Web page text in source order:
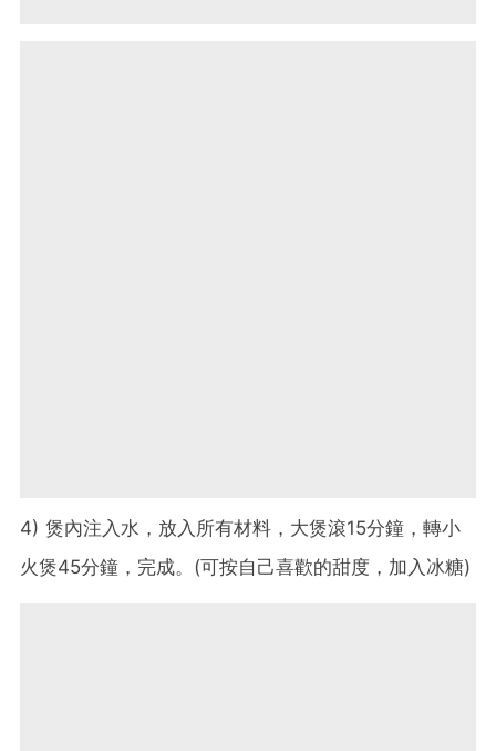
4) 煲內注入水，放入所有材料，大煲滾15分鐘，轉小
火煲45分鐘，完成。(可按自己喜歡的甜度，加入冰糖)